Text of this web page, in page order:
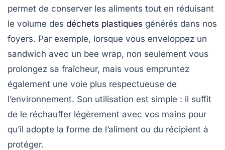
permet de conserver les aliments tout en réduisant
le volume des déchets plastiques générés dans nos
foyers. Par exemple, lorsque vous enveloppez un
sandwich avec un bee wrap, non seulement vous
prolongez sa fraîcheur, mais vous empruntez
également une voie plus respectueuse de
l’environnement. Son utilisation est simple : il suffit
de le réchauffer légèrement avec vos mains pour
qu’il adopte la forme de l’aliment ou du récipient à
protéger.